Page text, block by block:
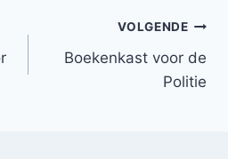
VOLGENDE
Boekenkast voor de
Politie